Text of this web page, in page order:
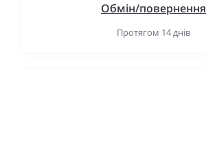
Обмін/повернення
Протягом 14 днів